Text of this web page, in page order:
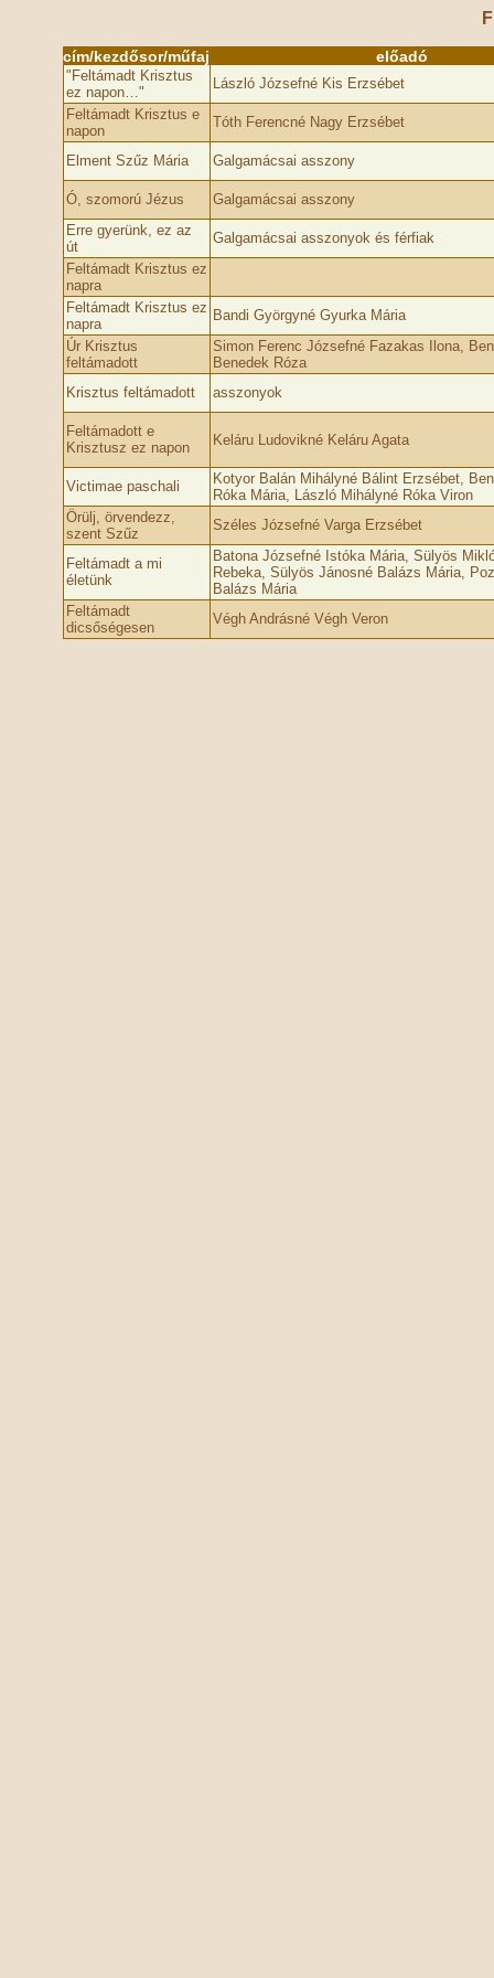
cím/kezdősor/műfaj előadó
"Feltámadt Krisztus
ez napon…"
László Józsefné Kis Erzsébet
Feltámadt Krisztus e
napon
Tóth Ferencné Nagy Erzsébet
Elment Szűz Mária Galgamácsai asszony
Ó, szomorú Jézus
Galgamácsai asszony
Erre gyerünk, ez az
út
Galgamácsai asszonyok és férfiak
Feltámadt Krisztus ez
napra
Feltámadt Krisztus ez
napra
Bandi Györgyné Gyurka Mária
Úr Krisztus
feltámadott
Simon Ferenc Józsefné Fazakas Ilona,
Benedek Róza
Krisztus feltámadott
asszonyok
Feltámadott e
Krisztusz ez napon
Keláru Ludovikné Keláru Agata
Victimae paschali
Kotyor Balán Mihályné Bálint Erzsébet,
Róka Mária, László Mihályné Róka Viron
Örülj, örvendezz,
szent Szűz
Széles Józsefné Varga Erzsébet
Feltámadt a mi
életünk
Batona Józsefné Istóka Mária, Sülyös
Rebeka, Sülyös Jánosné Balázs Mária,
Balázs Mária
Feltámadt
dicsőségesen
Végh Andrásné Végh Veron